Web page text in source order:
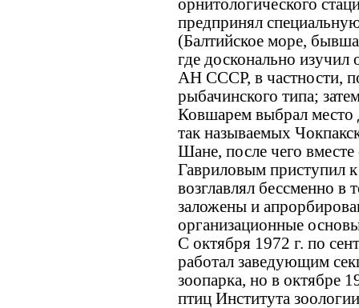
орнитологического
предпринял
(Балтийское море,
где досконально
АН СССР, в частности,
рыбачинского типа;
Ковшарем выбрал место
так называемых
Шане, после чего
Гавриловым приступил
возглавлял бессменно в
заложены и
организационные
С октября 1972 г. по
работал заведующим
зоопарка, но в октябре
птиц Института